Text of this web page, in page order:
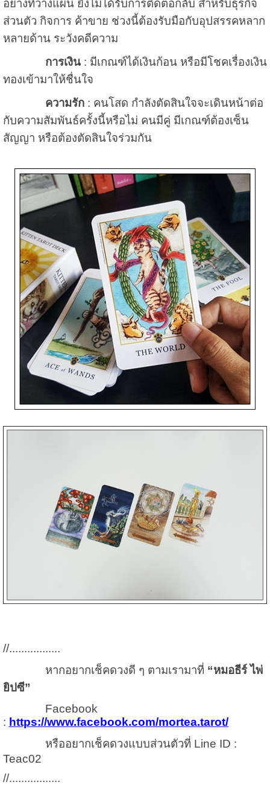
อย่างที่วางแผน ยังไม่ได้รับการติดต่อกลับ สำหรับธุรกิจ
ส่วนตัว กิจการ ค้าขาย ช่วงนี้ต้องรับมือกับอุปสรรคหลาก
หลายด้าน ระวังคดีความ
การเงิน: มีเกณฑ์ได้เงินก้อน หรือมีโชคเรื่องเงิน
ทองเข้ามาให้ชื่นใจ
ความรัก: คนโสด กำลังตัดสินใจจะเดินหน้าต่อ
กับความสัมพันธ์ครั้งนี้หรือไม่ คนมีคู่ มีเกณฑ์ต้องเซ็น
สัญญา หรือต้องตัดสินใจร่วมกัน
//.................
หากอยากเช็คดวงดี ๆ ตามเรามาที่ “หมอธีร์ ไพ่
ยิปซี”
Facebook
: https://www.facebook.com/mortea.tarot/
หรืออยากเช็คดวงแบบส่วนตัวที่ Line ID :
Teac02
//.................